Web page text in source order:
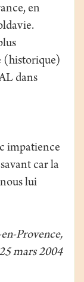
en
(historique)
dans
impatience
car la
lui
Provence,
mars 2004